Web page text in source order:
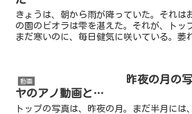
きょうは、朝から雨が降っていた。それは
の園のビオラは雫を湛えた。それが、トッ
まだ寒いのに、毎日健気に咲いている。萎
動画
昨夜の月の
ヤのアノ動画と…
トップの写真は、昨夜の月。まだ半月には